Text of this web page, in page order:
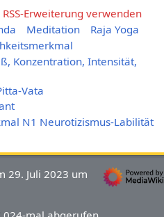
Erweiterung verwenden
Meditation
Raja Yoga
Konzentration, Intensität,
Vata
N1 Neurotizismus-Labilität
29. Juli 2023 um